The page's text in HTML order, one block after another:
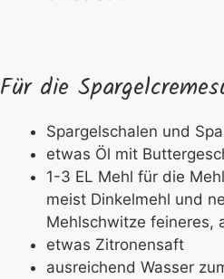
Für die
Spargelschalen und
etwas Öl mit
1-3 EL Mehl für die
meist Dinkelmehl und
Mehlschwitze feineres,
etwas Zitronensaft
ausreichend Wasser